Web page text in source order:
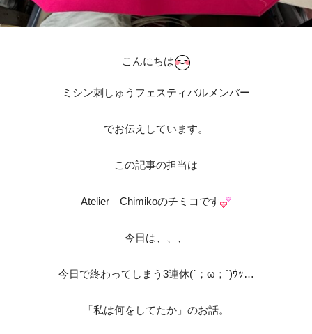
こんにちは
ミシン刺しゅうフェスティバルメンバー
でお伝えしています。
この記事の担当は
Atelier Chimikoのチミコです
今日は、、、
今日で終わってしまう3連休(´；ω；`)ｳｯ…
「私は何をしてたか」のお話。